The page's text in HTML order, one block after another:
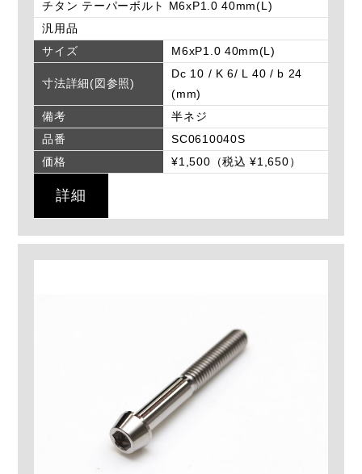
チタン テーパーボルト M6xP1.0 40mm(L)
汎用品
サイズ
M6xP1.0 40mm(L)
寸法詳細(図参照)
Dc 10 / K 6/ L 40 / b 24
(mm)
備考
半ネジ
品番
SC0610040S
価格
¥1,500（税込 ¥1,650）
詳細